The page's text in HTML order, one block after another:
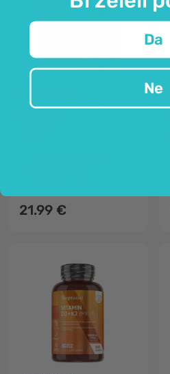
Vitamin D3 + K2,
21.99 €
Da
Ne